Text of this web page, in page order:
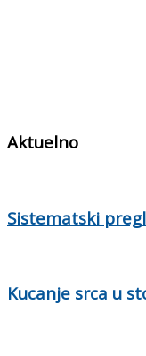
Aktuelno
Sistematski
Kucanje srca u